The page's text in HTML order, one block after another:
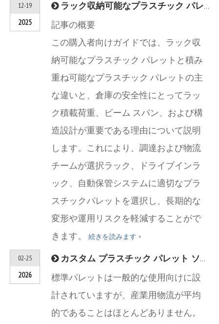
12-19
2025
ラック収納可能なプラスチック パレットと積み重ね可能なプラスチック パレット: 倉庫のラックの安全性に関する完全な購入者ガイド
記事の概要
この購入者向けガイドでは、ラック収
納可能なプラスチック パレットと積み
重ね可能なプラスチック パレットの主
な違いと、倉庫の安全性にとってラッ
ク積載荷重、ビーム スパン、および構
造設計が重要である理由について説明
します。これにより、調達および物流
チームが選択ラック、ドライブインラ
ック、自動保管システムに適切なプラ
スチックパレットを選択し、長期的な
変形や運用リスクを軽減することがで
きます。 続きを読みます »
02-25
2026
カスタム プラスチック パレット ソリューション —— 標準パレットでは不十分な場合 (産業調達ガイド 2026)
標準パレットは一般的な使用向けに設
計されていますが、産業用物流が平均
的であることはほとんどありません。